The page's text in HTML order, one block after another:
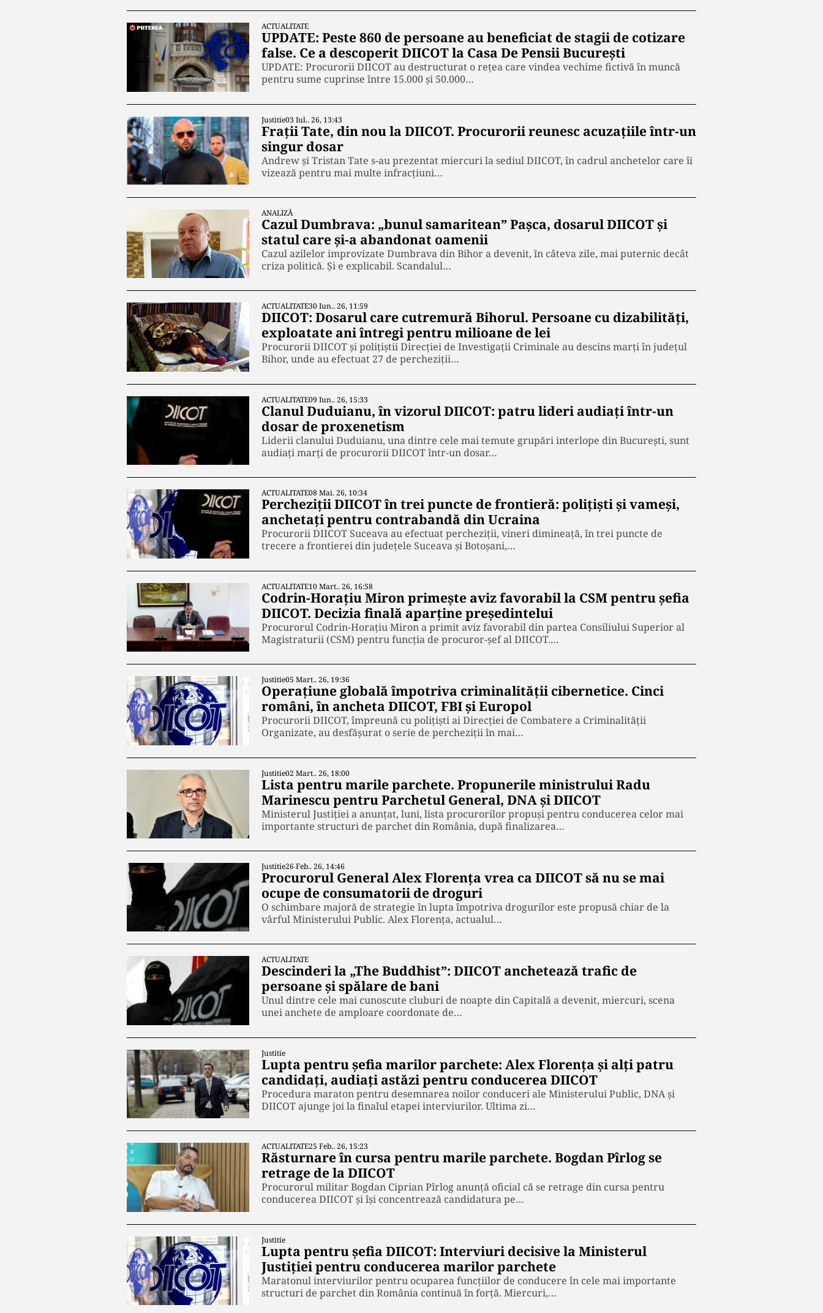
ACTUALITATE
UPDATE: Peste 860 de persoane au beneficiat de stagii de cotizare
false. Ce a descoperit DIICOT la Casa De Pensii București
UPDATE: Procurorii DIICOT au destructurat o rețea care vindea vechime fictivă în muncă
pentru sume cuprinse între 15.000 și 50.000…
Justitie03 Iul.. 26, 13:43
Frații Tate, din nou la DIICOT. Procurorii reunesc acuzațiile într-un
singur dosar
Andrew și Tristan Tate s-au prezentat miercuri la sediul DIICOT, în cadrul anchetelor care îi
vizează pentru mai multe infracțiuni…
ANALIZĂ
Cazul Dumbrava: „bunul samaritean” Pașca, dosarul DIICOT și
statul care și-a abandonat oamenii
Cazul azilelor improvizate Dumbrava din Bihor a devenit, în câteva zile, mai puternic decât
criza politică. Și e explicabil. Scandalul…
ACTUALITATE30 Iun.. 26, 11:59
DIICOT: Dosarul care cutremură Bihorul. Persoane cu dizabilități,
exploatate ani întregi pentru milioane de lei
Procurorii DIICOT și polițiștii Direcției de Investigații Criminale au descins marți în județul
Bihor, unde au efectuat 27 de percheziții…
ACTUALITATE09 Iun.. 26, 15:33
Clanul Duduianu, în vizorul DIICOT: patru lideri audiați într-un
dosar de proxenetism
Liderii clanului Duduianu, una dintre cele mai temute grupări interlope din București, sunt
audiați marți de procurorii DIICOT într-un dosar…
ACTUALITATE08 Mai. 26, 10:34
Percheziții DIICOT în trei puncte de frontieră: polițiști și vameși,
anchetați pentru contrabandă din Ucraina
Procurorii DIICOT Suceava au efectuat percheziții, vineri dimineață, în trei puncte de
trecere a frontierei din județele Suceava și Botoșani,…
ACTUALITATE10 Mart.. 26, 16:58
Codrin-Horațiu Miron primește aviz favorabil la CSM pentru șefia
DIICOT. Decizia finală aparține președintelui
Procurorul Codrin-Horațiu Miron a primit aviz favorabil din partea Consiliului Superior al
Magistraturii (CSM) pentru funcția de procuror-șef al DIICOT.…
Justitie05 Mart.. 26, 19:36
Operațiune globală împotriva criminalității cibernetice. Cinci
români, în ancheta DIICOT, FBI și Europol
Procurorii DIICOT, împreună cu polițiști ai Direcției de Combatere a Criminalității
Organizate, au desfășurat o serie de percheziții în mai…
Justitie02 Mart.. 26, 18:00
Lista pentru marile parchete. Propunerile ministrului Radu
Marinescu pentru Parchetul General, DNA și DIICOT
Ministerul Justiției a anunțat, luni, lista procurorilor propuși pentru conducerea celor mai
importante structuri de parchet din România, după finalizarea…
Justitie26 Feb.. 26, 14:46
Procurorul General Alex Florența vrea ca DIICOT să nu se mai
ocupe de consumatorii de droguri
O schimbare majoră de strategie în lupta împotriva drogurilor este propusă chiar de la
vârful Ministerului Public. Alex Florența, actualul…
ACTUALITATE
Descinderi la „The Buddhist”: DIICOT anchetează trafic de
persoane și spălare de bani
Unul dintre cele mai cunoscute cluburi de noapte din Capitală a devenit, miercuri, scena
unei anchete de amploare coordonate de…
Justitie
Lupta pentru șefia marilor parchete: Alex Florența și alți patru
candidați, audiați astăzi pentru conducerea DIICOT
Procedura maraton pentru desemnarea noilor conduceri ale Ministerului Public, DNA și
DIICOT ajunge joi la finalul etapei interviurilor. Ultima zi…
ACTUALITATE25 Feb.. 26, 15:23
Răsturnare în cursa pentru marile parchete. Bogdan Pîrlog se
retrage de la DIICOT
Procurorul militar Bogdan Ciprian Pîrlog anunță oficial că se retrage din cursa pentru
conducerea DIICOT și își concentrează candidatura pe…
Justitie
Lupta pentru șefia DIICOT: Interviuri decisive la Ministerul
Justiției pentru conducerea marilor parchete
Maratonul interviurilor pentru ocuparea funcțiilor de conducere în cele mai importante
structuri de parchet din România continuă în forță. Miercuri,…